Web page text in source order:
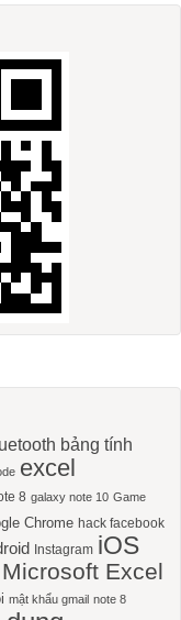
bảng tính
excel
8 galaxy note 10 Game
Chrome hack facebook
Instagram iOS
Microsoft Excel
mật khẩu gmail note 8